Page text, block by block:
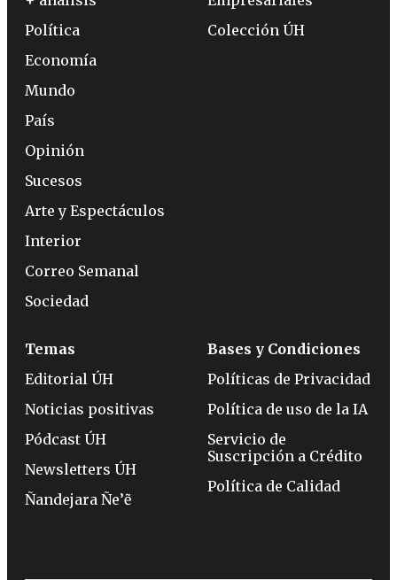
Política
Economía
Mundo
País
Opinión
Sucesos
Arte y Espectáculos
Interior
Correo Semanal
Sociedad
Colección ÚH
Temas
Editorial ÚH
Noticias positivas
Pódcast ÚH
Newsletters ÚH
Ñandejara Ñe’ẽ
Bases y Condiciones
Políticas de Privacidad
Política de uso de la IA
Servicio de
Suscripción a Crédito
Política de Calidad